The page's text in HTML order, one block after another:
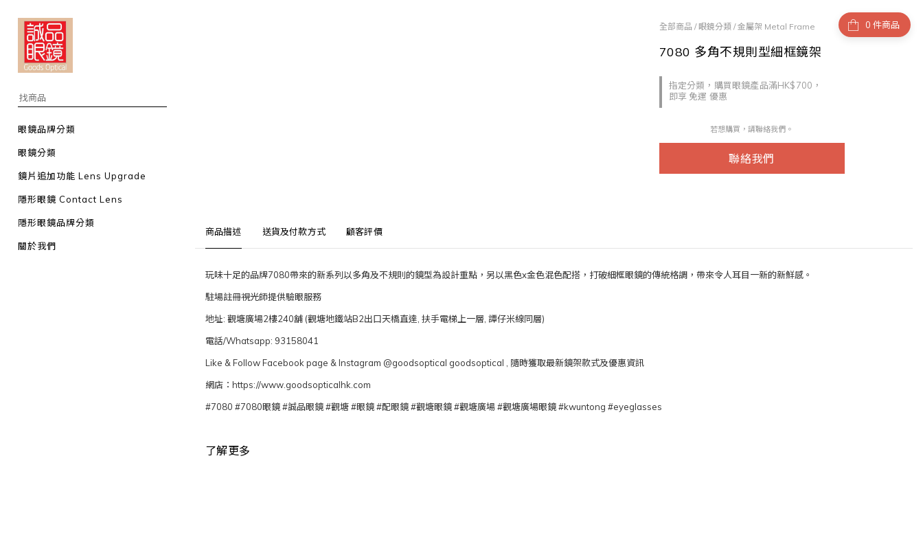
眼鏡品牌分類
眼鏡分類
鏡片追加功能 Lens Upgrade
隱形眼鏡 Contact Lens
隱形眼鏡品牌分類
關於我們
件商品
全部商品 /眼鏡分類/金屬架 Metal Frame
7080 多角不規則型細框鏡架
指定分類，購買眼鏡產品滿HK$700，
即享 免運 優惠
若想購買，請聯絡我們。
聯絡我們
商品描述 送貨及付款方式 顧客評價
玩味十足的品牌7080帶來的新系列以多角及不規則的鏡型為設計重點，另以黑色x金色混色配搭，打破細框眼鏡的傳統格調，帶來令人耳目一新的新鮮感。
駐場註冊視光師提供驗眼服務
地址: 觀塘廣場2樓240舖 (觀塘地鐵站B2出口天橋直達, 扶手電梯上一層, 譚仔米線同層)
電話/Whatsapp: 93158041
Like & Follow Facebook page & Instagram @goodsoptical goodsoptical , 隨時獲取最新鏡架款式及優惠資訊
網店：https://www.goodsopticalhk.com
#7080 #7080眼鏡 #誠品眼鏡 #觀塘 #眼鏡 #配眼鏡 #觀塘眼鏡 #觀塘廣場 #觀塘廣場眼鏡 #kwuntong #eyeglasses
了解更多